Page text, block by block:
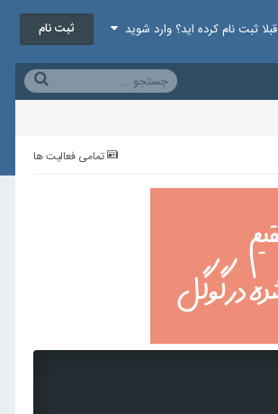
قبلا ثبت نام کرده اید؟ وارد شوید ثبت نام
تمامی فعالیت ها